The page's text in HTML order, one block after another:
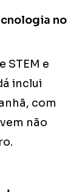
no
STEM e
inclui
com
não